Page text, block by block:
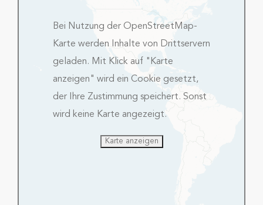
Bei Nutzung der OpenStreetMap-
Karte werden Inhalte von Drittservern
geladen. Mit Klick auf "Karte
anzeigen" wird ein Cookie gesetzt,
der Ihre Zustimmung speichert. Sonst
wird keine Karte angezeigt.